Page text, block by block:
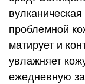
проблемной
матирует и
увлажняет
ежедневную